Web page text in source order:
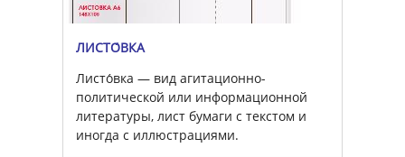
ЛИСТО́ВКА
Листо́вка — вид агитационно-
политической или информационной
литературы, лист бумаги с текстом и
иногда с иллюстрациями.